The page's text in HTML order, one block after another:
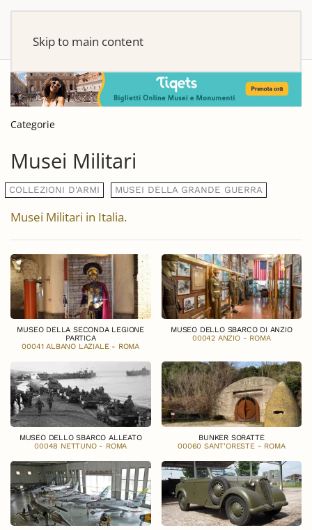
Skip to main content
Categorie
Musei Militari
COLLEZIONI D'ARMI MUSEI DELLA GRANDE GUERRA
Musei Militari in Italia.
MUSEO DELLA SECONDA LEGIONE
PARTICA
00041 ALBANO LAZIALE - ROMA
MUSEO DELLO SBARCO DI ANZIO
00042 ANZIO - ROMA
MUSEO DELLO SBARCO ALLEATO
00048 NETTUNO - ROMA
BUNKER SORATTE
00060 SANT'ORESTE - ROMA